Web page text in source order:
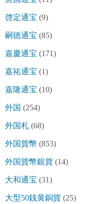
啓定通宝 (9)
嗣徳通宝 (85)
嘉慶通宝 (171)
嘉祐通宝 (1)
嘉隆通宝 (10)
外国 (254)
外国札 (68)
外国貨幣 (853)
外国貨幣銀貨 (14)
大和通宝 (31)
大型50銭黄銅貨 (25)